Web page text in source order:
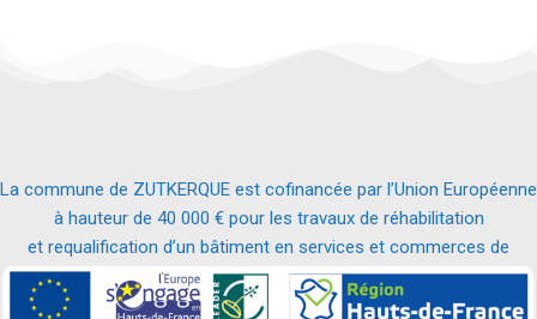
La commune de ZUTKERQUE est cofinancée par l’Union Européenne
à hauteur de 40 000 € pour les travaux de réhabilitation
et requalification d’un bâtiment en services et commerces de
proximité.